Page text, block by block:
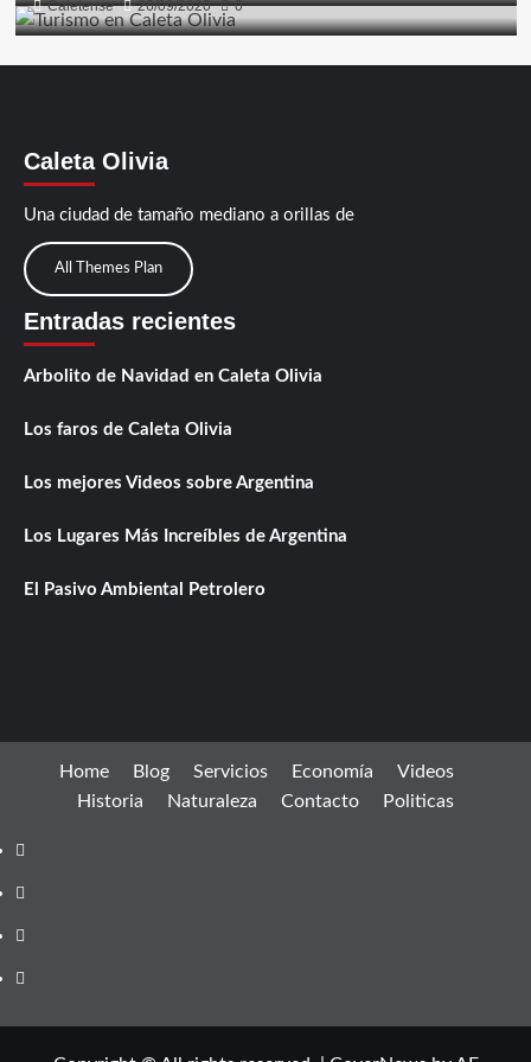
Caletense 26/09/2020 0
Caleta Olivia
Una ciudad de tamaño mediano a orillas de
All Themes Plan
Entradas recientes
Arbolito de Navidad en Caleta Olivia
Los faros de Caleta Olivia
Los mejores Videos sobre Argentina
Los Lugares Más Increíbles de Argentina
El Pasivo Ambiental Petrolero
Home Blog Servicios Economía
Videos
Historia
Naturaleza Contacto Politicas
Facebook
instagram
twitter
youtube